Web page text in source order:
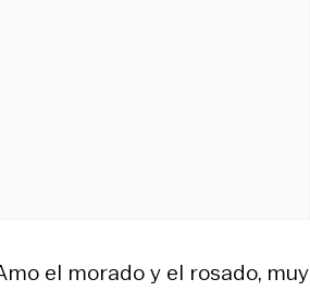
el morado y el rosado, muy